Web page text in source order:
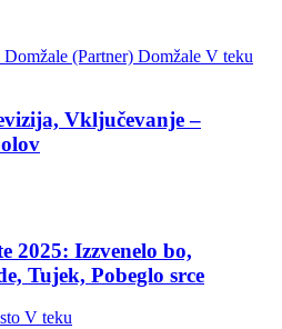
(Partner) Domžale V teku
Vključevanje –
2025: Izzvenelo bo,
Tujek, Pobeglo srce
V teku